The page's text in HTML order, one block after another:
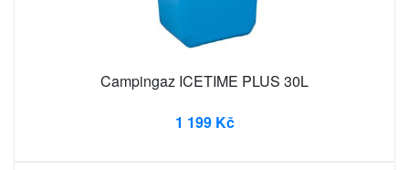
Campingaz ICETIME PLUS 30L
1 199 Kč